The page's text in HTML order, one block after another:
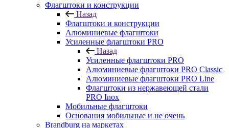
Флагштоки и конструкции
Назад
Флагштоки и конструкции
Алюминиевые флагштоки
Усиленные флагштоки PRO
Назад
Усиленные флагштоки PRO
Алюминиевые флагштоки PRO Classic
Алюминиевые флагштоки PRO Line
Флагштоки из нержавеющей стали
PRO Inox
Мобильные флагштоки
Основания мобильные и не очень
Brandburg на маркетах